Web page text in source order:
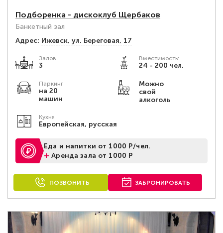
Подборенка - дискоклуб Щербаков
Банкетный зал
Адрес: Ижевск, ул. Береговая, 17
Залов
3
Вместимость:
24 - 200 чел.
Паркинг
на 20
машин
Можно
свой
алкоголь
Кухня
Европейская, русская
Еда и напитки от 1000 Р/чел.
+Аренда зала от 1000 Р
ПОЗВОНИТЬ ЗАБРОНИРОВАТЬ